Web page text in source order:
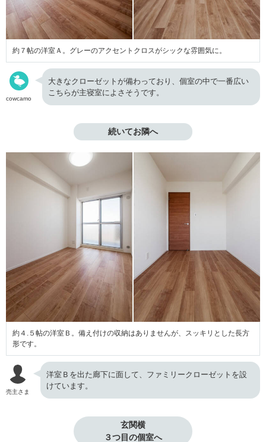
約７帖の洋室Ａ。グレーのアクセントクロスがシックな雰囲気に。
cowcamo
大きなクローゼットが備わっており、個室の中で一番広い
こちらが主寝室によさそうです。
続いてお隣へ
約４.５帖の洋室Ｂ。備え付けの収納はありませんが、スッキリとした長方
形です。
売主さま
洋室Ｂを出た廊下に面して、ファミリークローゼットを設
けています。
玄関横
３つ目の個室へ